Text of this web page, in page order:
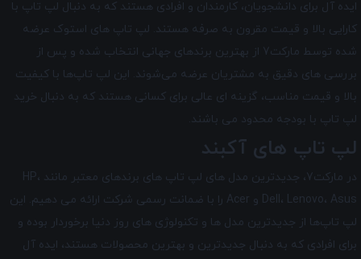
ایده آل برای دانشجویان، کارمندان و افرادی هستند که به دنبال لپ تاپ با
کارایی بالا و قیمت مقرون به صرفه هستند. لپ تاپ‌ های استوک عرضه
شده توسط مارکت7 از بهترین برندهای جهانی انتخاب شده و پس از
بررسی‌ های دقیق به مشتریان عرضه می‌شوند. این لپ تاپ‌ها با کیفیت
بالا و قیمت مناسب، گزینه ‌ای عالی برای کسانی هستند که به دنبال خرید
لپ تاپ با بودجه محدود می‌ باشند.
لپ تاپ های آکبند
در مارکت7، جدیدترین مدل های لپ تاپ های برندهای معتبر مانند HP،
Dell، Lenovo، Asus و Acer را با ضمانت رسمی شرکت ارائه می دهیم. این
لپ تاپ‌ها از جدیدترین مدل ‌ها و تکنولوژی های روز دنیا برخوردار بوده و
برای افرادی که به دنبال جدیدترین و بهترین محصولات هستند، ایده آل